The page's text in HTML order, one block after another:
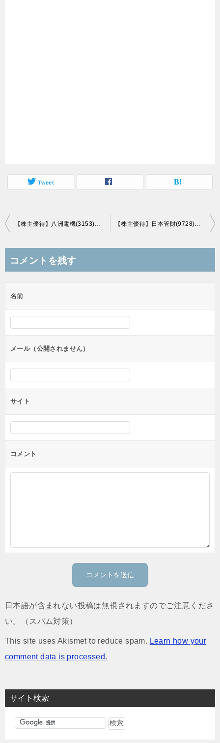
Tweet
投
ビ
ー
シ
ン
【株主優待】八洲電機(3153)の優待商品到着！ジェフグルメカード500円相当！ 【株主優待】日本管財(9728)の優待商品到着！3,000円相当の「ギフトカタログ」！
コメントを残す
名前
メール（公開されません）
サイト
コメント
日本語が含まれない投稿は無視されますのでご注意くださ
い。（スパム対策）
This site uses Akismet to reduce spam. Learn how your
comment data is processed.
サイト検索